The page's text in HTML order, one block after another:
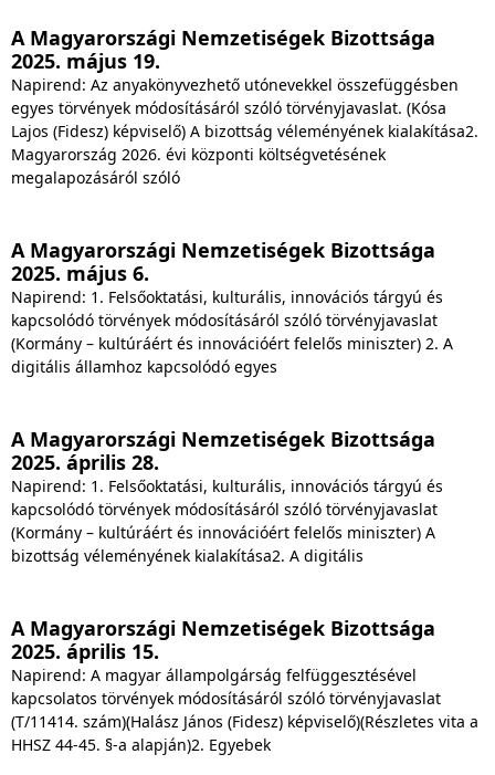
A Magyarországi Nemzetiségek Bizottsága
2025. május 19.
Napirend: Az anyakönyvezhető utónevekkel összefüggésben
egyes törvények módosításáról szóló törvényjavaslat. (Kósa
Lajos (Fidesz) képviselő) A bizottság véleményének kialakítása2.
Magyarország 2026. évi központi költségvetésének
megalapozásáról szóló
A Magyarországi Nemzetiségek Bizottsága
2025. május 6.
Napirend: 1. Felsőoktatási, kulturális, innovációs tárgyú és
kapcsolódó törvények módosításáról szóló törvényjavaslat
(Kormány – kultúráért és innovációért felelős miniszter) 2. A
digitális államhoz kapcsolódó egyes
A Magyarországi Nemzetiségek Bizottsága
2025. április 28.
Napirend: 1. Felsőoktatási, kulturális, innovációs tárgyú és
kapcsolódó törvények módosításáról szóló törvényjavaslat
(Kormány – kultúráért és innovációért felelős miniszter) A
bizottság véleményének kialakítása2. A digitális
A Magyarországi Nemzetiségek Bizottsága
2025. április 15.
Napirend: A magyar állampolgárság felfüggesztésével
kapcsolatos törvények módosításáról szóló törvényjavaslat
(T/11414. szám)(Halász János (Fidesz) képviselő)(Részletes vita a
HHSZ 44-45. §-a alapján)2. Egyebek